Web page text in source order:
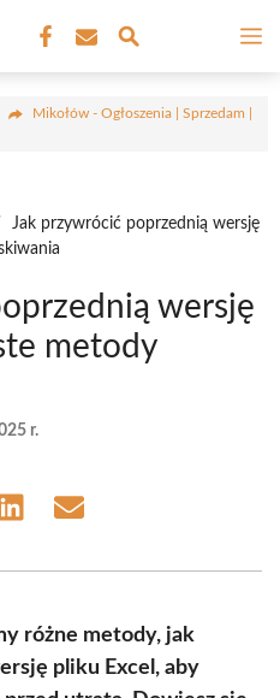
Mikołów - Ogłoszenia | Sprzedam |
Jak przywrócić poprzednią wersję
wersję
metody
r.
Share Share
różne metody, jak
pliku Excel, aby